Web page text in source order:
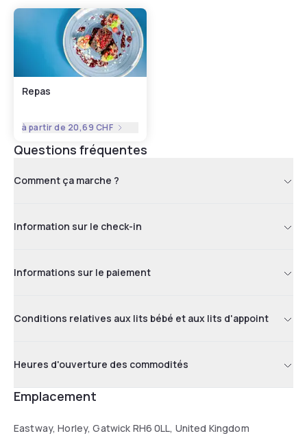
Repas
à partir de 20,69 CHF
Questions fréquentes
Comment ça marche ?
Information sur le check-in
Informations sur le paiement
Conditions relatives aux lits bébé et aux lits d'appoint
Heures d'ouverture des commodités
Emplacement
Eastway, Horley, Gatwick RH6 0LL, United Kingdom